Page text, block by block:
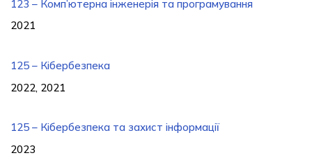
123 – Комп’ютерна інженерія та програмування
2021
125 – Кібербезпека
2022, 2021
125 – Кібербезпека та захист інформації
2023